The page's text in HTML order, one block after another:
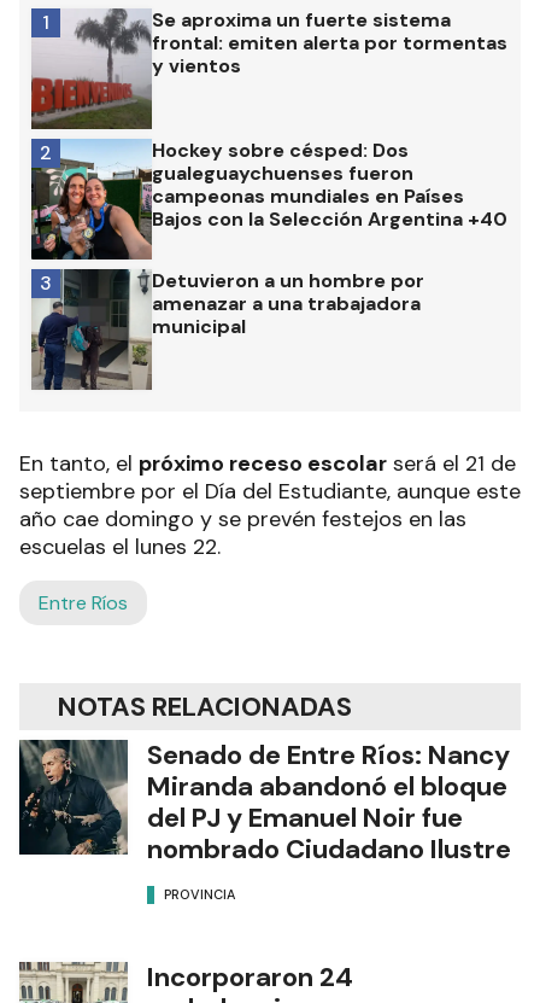
Se aproxima un fuerte sistema
frontal: emiten alerta por tormentas
y vientos
1
Hockey sobre césped: Dos
gualeguaychuenses fueron
campeonas mundiales en Países
Bajos con la Selección Argentina +40
2
Detuvieron a un hombre por
amenazar a una trabajadora
municipal
3
En tanto, el próximo receso escolar será el 21 de
septiembre por el Día del Estudiante, aunque este
año cae domingo y se prevén festejos en las
escuelas el lunes 22.
Entre Ríos
NOTAS RELACIONADAS
Senado de Entre Ríos: Nancy
Miranda abandonó el bloque
del PJ y Emanuel Noir fue
nombrado Ciudadano Ilustre
PROVINCIA
Incorporaron 24